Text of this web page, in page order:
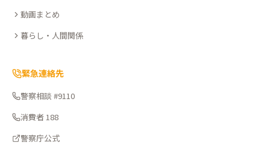
動画まとめ
暮らし・人間関係
緊急連絡先
警察相談 #9110
消費者 188
警察庁公式